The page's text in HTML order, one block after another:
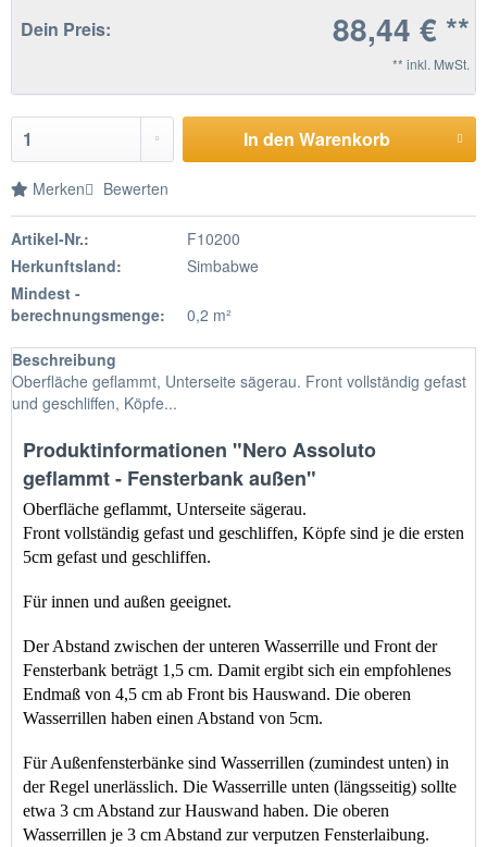
Dein Preis: 88,44 € **
** inkl. MwSt.
In den Warenkorb
Merken Bewerten
Artikel-Nr.:
F10200
Herkunftsland:
Simbabwe
Mindest -
berechnungsmenge:
0,2 m²
Beschreibung
Oberfläche geflammt, Unterseite sägerau. Front vollständig gefast
und geschliffen, Köpfe...
Produktinformationen "Nero Assoluto
geflammt - Fensterbank außen"
Oberfläche geflammt, Unterseite sägerau.
Front vollständig gefast und geschliffen, Köpfe sind je die ersten
5cm gefast und geschliffen.
Für innen und außen geeignet.
Der Abstand zwischen der unteren Wasserrille und Front der
Endmaß von 4,5 cm ab Front bis Hauswand. Die oberen
Wasserrillen haben einen Abstand von 5cm.
Für Außenfensterbänke sind Wasserrillen (zumindest unten) in
der Regel unerlässlich. Die Wasserrille unten (längsseitig) sollte
etwa 3 cm Abstand zur Hauswand haben. Die oberen
Wasserrillen je 3 cm Abstand zur verputzen Fensterlaibung.